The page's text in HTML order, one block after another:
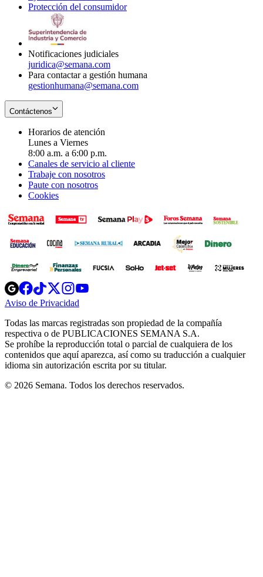
window
newin
Protección del consumidorOpens
Notificaciones judiciales
juridica@semana.com
Para contactar a gestión humana
gestionhumana@semana.com
Contáctenos
Horarios de atención
Lunes a Viernes
8:00 a.m. a 6:00 p.m.
Canales de servicio al cliente
Trabaje con nosotros
Paute con nosotros
Cookies
Opens
in
new
Opens
in
new
Opens
in
new
window
Opens
new
windowwindow
Aviso de Privacidad
new
window
Todas las marcas registradas son propiedad de la compañía
respectiva o de PUBLICACIONES SEMANA S.A.
Se prohíbe la reproducción total o parcial de cualquiera de los
contenidos que aquí aparezca, así como su traducción a cualquier
idioma sin autorización escrita por su titular.
© 2026 Semana. Todos los derechos reservados.